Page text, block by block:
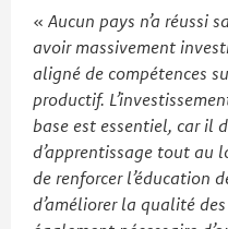
« Aucun pays n’a réussi
avoir massivement
aligné de compétences
productif.
base est essentiel, car il
d’apprentissage tout au
de renforcer l’éducation
d’améliorer la qualité